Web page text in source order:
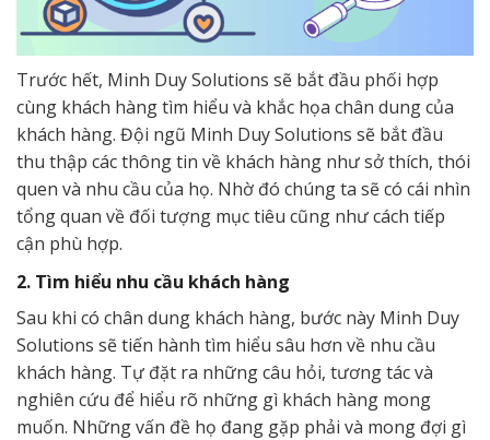
Trước hết, Minh Duy Solutions sẽ bắt đầu phối hợp
cùng khách hàng tìm hiểu và khắc họa chân dung của
khách hàng. Đội ngũ Minh Duy Solutions sẽ bắt đầu
thu thập các thông tin về khách hàng như sở thích, thói
quen và nhu cầu của họ. Nhờ đó chúng ta sẽ có cái nhìn
tổng quan về đối tượng mục tiêu cũng như cách tiếp
cận phù hợp.
2. Tìm hiểu nhu cầu khách hàng
Sau khi có chân dung khách hàng, bước này Minh Duy
Solutions sẽ tiến hành tìm hiểu sâu hơn về nhu cầu
khách hàng. Tự đặt ra những câu hỏi, tương tác và
nghiên cứu để hiểu rõ những gì khách hàng mong
muốn. Những vấn đề họ đang gặp phải và mong đợi gì